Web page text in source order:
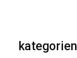
kategorien